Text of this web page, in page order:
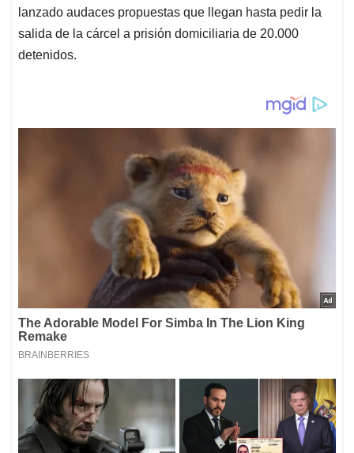
lanzado audaces propuestas que llegan hasta pedir la
salida de la cárcel a prisión domiciliaria de 20.000
detenidos.